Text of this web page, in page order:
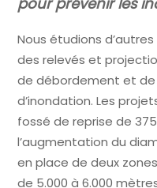
Nous étudions
des relevés et
de débordement et de
d’inondation. Les
fossé de reprise de
l’augmentation du
en place de deux
de 5.000 à 6.000